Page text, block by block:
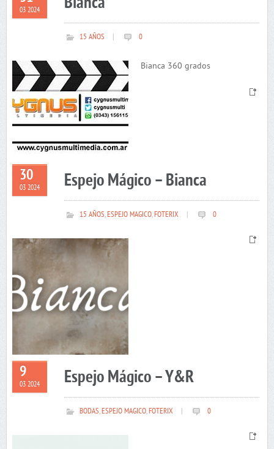
03 2024
15 AÑOS 0
Bianca 360 grados
30
03 2024 Espejo Mágico – Bianca
15 AÑOS,ESPEJO MAGICO,FOTERIX 0
9
03 2024 Espejo Mágico – Y&R
BODAS,ESPEJO MAGICO,FOTERIX 0